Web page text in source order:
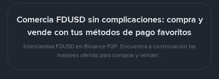
Comercia FDUSD sin complicaciones: compra y
vende con tus métodos de pago favoritos
Intercambia FDUSD en Binance P2P. Encuentra a continuación las
mejores ofertas para comprar y vender .